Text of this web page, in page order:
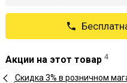
Акции на этот товар 4